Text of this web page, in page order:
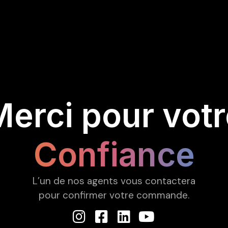
pour
Confiance
L’un de nos agents vous contactera
pour confirmer votre commande.